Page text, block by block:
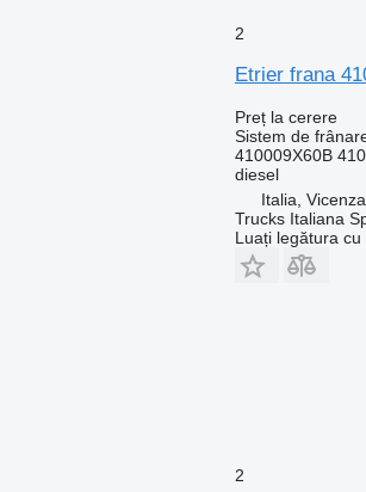
2
Etrier frana
Preț la cerere
Sistem de
410009X60B
diesel
Italia,
Trucks Italiana
Luați legătura
2